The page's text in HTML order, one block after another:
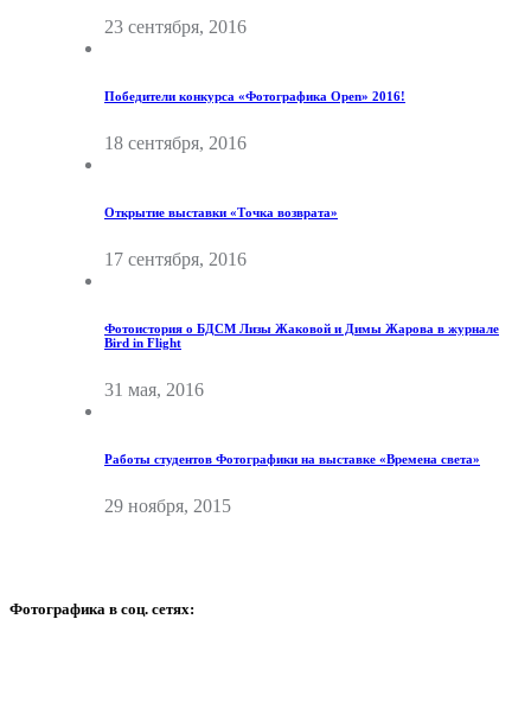
23 сентября, 2016
Победители конкурса «Фотографика Open» 2016!
18 сентября, 2016
Открытие выставки «Точка возврата»
17 сентября, 2016
Фотоистория о БДСМ Лизы Жаковой и Димы Жарова в журнале
Bird in Flight
31 мая, 2016
Работы студентов Фотографики на выставке «Времена света»
29 ноября, 2015
Фотографика в соц. сетях: